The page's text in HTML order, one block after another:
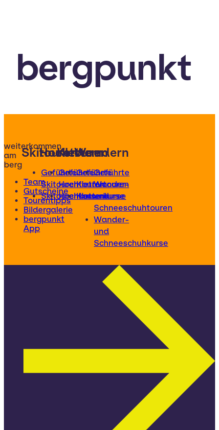
bergpunkt
weiterkommen
am
berg
Team
Gutscheine
Tourentipps
Bildergalerie
bergpunkt
App
Skitouren
Geführte
Skitouren
Skitourenkurse
Hochtouren
Geführte
Hochtouren
Hochtourenkurse
Klettern
Geführte
Klettertouren
Kletterkurse
Wandern
Geführte
Wander-
und
Schneeschuhtouren
Wander-
und
Schneeschuhkurse